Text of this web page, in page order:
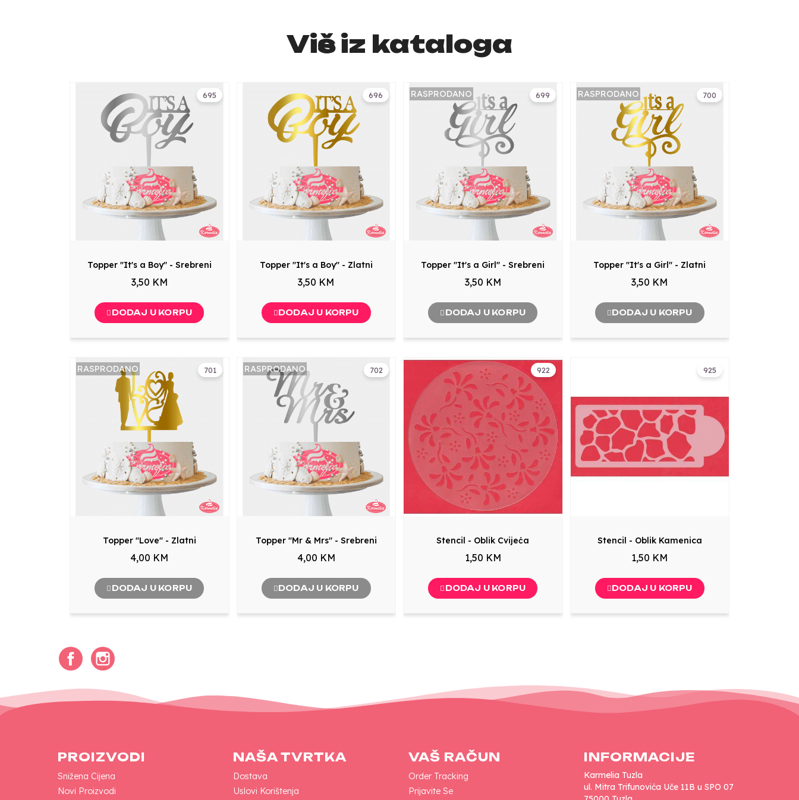
Više iz kataloga
695
Topper "It's a Boy" - Srebreni
3,50 KM
DODAJ U KORPU
696
Topper "It's a Boy" - Zlatni
3,50 KM
DODAJ U KORPU
699
RASPRODANO
Topper "It's a Girl" - Srebreni
3,50 KM
DODAJ U KORPU
700
RASPRODANO
Topper "It's a Girl" - Zlatni
3,50 KM
DODAJ U KORPU
701
RASPRODANO
Topper "Love" - Zlatni
4,00 KM
DODAJ U KORPU
702
RASPRODANO
Topper "Mr & Mrs" - Srebreni
4,00 KM
DODAJ U KORPU
922
Stencil - Oblik Cvijeća
1,50 KM
DODAJ U KORPU
925
Stencil - Oblik Kamenica
1,50 KM
DODAJ U KORPU
Facebook
PROIZVODI
Snižena Cijena
Novi Proizvodi
NAŠA TVRTKA
Dostava
Uslovi Korištenja
VAŠ RAČUN
Order Tracking
Prijavite Se
INFORMACIJE
Karmelia Tuzla
ul. Mitra Trifunovića Uče 11B u SPO 07